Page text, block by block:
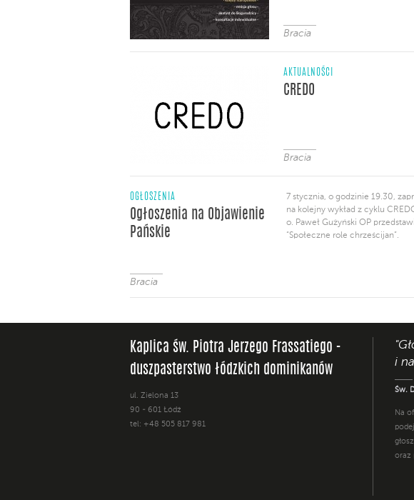
Bracia
AKTUALNOŚCI
CREDO
Bracia
OGŁOSZENIA
Ogłoszenia na Objawienie
Pańskie
Bracia
7 stycznia, o godzinie 19.30,
na kolejny wykład z cyklu
o. Paweł Gużyński OP
“Społeczne role chrześcijan”.
Kaplica św. Piotra Jerzego Frassatiego -
duszpasterstwo łódzkich dominikanów
ul. Zielona 13
90 - 601 Łódź
tel: +48 505 817 981
i
Św.
Na
oraz